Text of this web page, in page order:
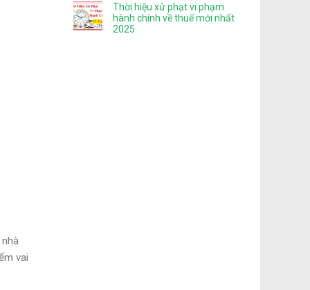
vai
Thời hiệu xử phạt vi phạm
hành chính về thuế mới nhất
2025